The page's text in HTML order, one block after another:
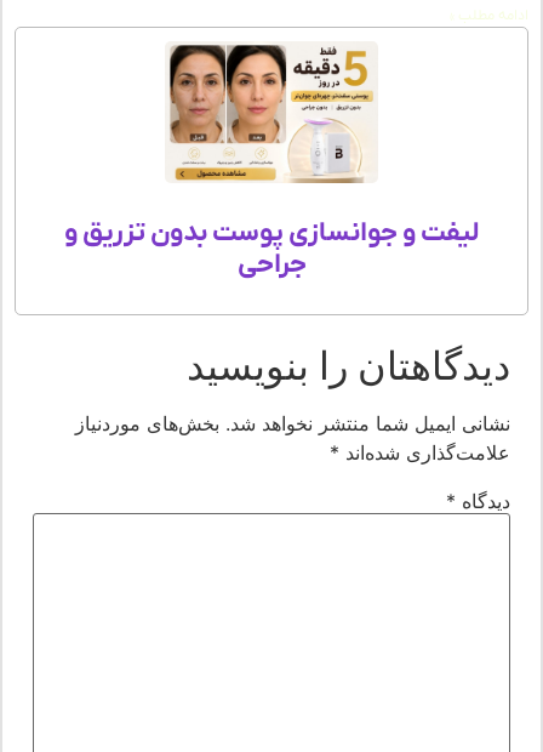
مطلب »
لیفت و جوانسازی پوست بدون تزریق و
جراحی
را بنویسید
ایمیل شما منتشر نخواهد شد. بخش‌های موردنیاز
شده‌اند*
*